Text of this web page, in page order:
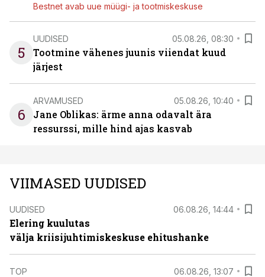
Bestnet avab uue müügi- ja tootmiskeskuse
5
UUDISED 05.08.26, 08:30
Tootmine vähenes juunis viiendat kuud
järjest
6
ARVAMUSED 05.08.26, 10:40
Jane Oblikas: ärme anna odavalt ära
ressurssi, mille hind ajas kasvab
VIIMASED UUDISED
UUDISED 06.08.26, 14:44
Elering kuulutas
välja kriisijuhtimiskeskuse ehitushanke
TOP 06.08.26, 13:07